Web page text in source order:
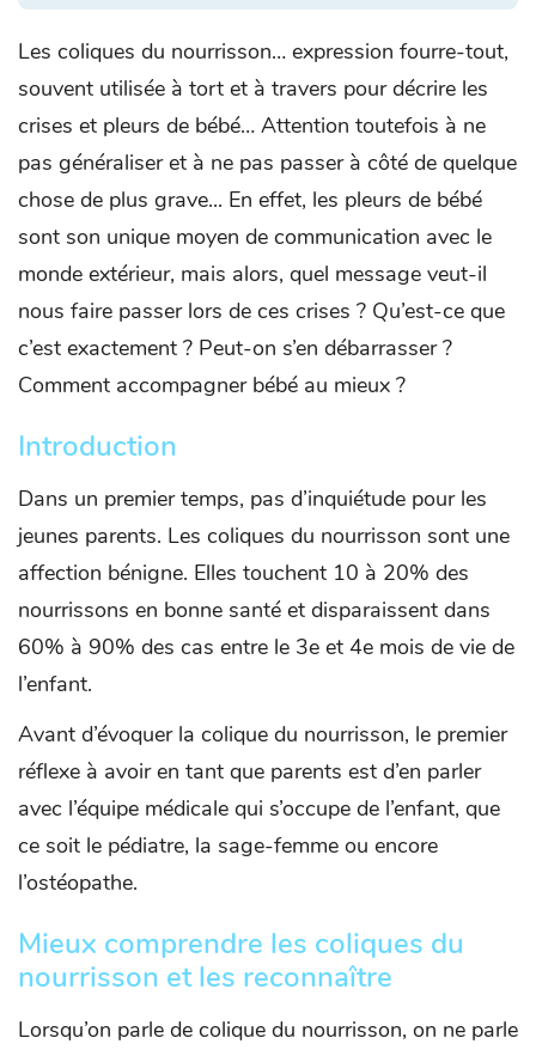
Les coliques du nourrisson… expression fourre-tout,
souvent utilisée à tort et à travers pour décrire les
crises et pleurs de bébé… Attention toutefois à ne
pas généraliser et à ne pas passer à côté de quelque
chose de plus grave... En effet, les pleurs de bébé
sont son unique moyen de communication avec le
monde extérieur, mais alors, quel message veut-il
nous faire passer lors de ces crises ? Qu’est-ce que
c’est exactement ? Peut-on s’en débarrasser ?
Comment accompagner bébé au mieux ?
Introduction
Dans un premier temps, pas d’inquiétude pour les
jeunes parents. Les coliques du nourrisson sont une
affection bénigne. Elles touchent 10 à 20% des
nourrissons en bonne santé et disparaissent dans
60% à 90% des cas entre le 3e et 4e mois de vie de
l’enfant.
Avant d’évoquer la colique du nourrisson, le premier
réflexe à avoir en tant que parents est d’en parler
avec l’équipe médicale qui s’occupe de l’enfant, que
ce soit le pédiatre, la sage-femme ou encore
l’ostéopathe.
Mieux comprendre les coliques du
nourrisson et les reconnaître
Lorsqu’on parle de colique du nourrisson, on ne parle